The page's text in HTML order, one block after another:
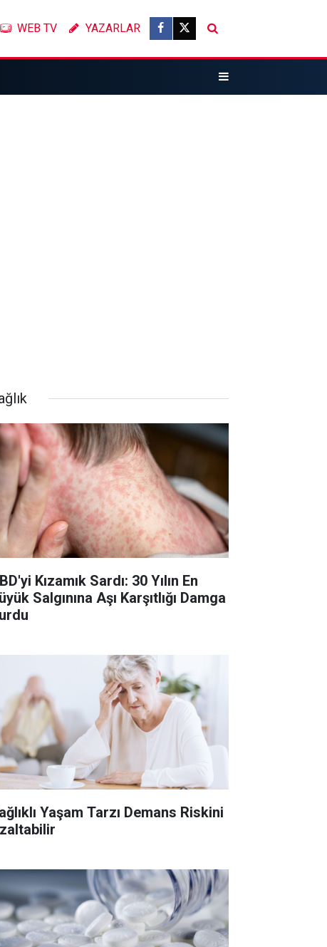
WEB TV YAZARLAR
Kızamık Sardı: 30 Yılın En
Salgınına Aşı Karşıtlığı Damga
Yaşam Tarzı Demans Riskini